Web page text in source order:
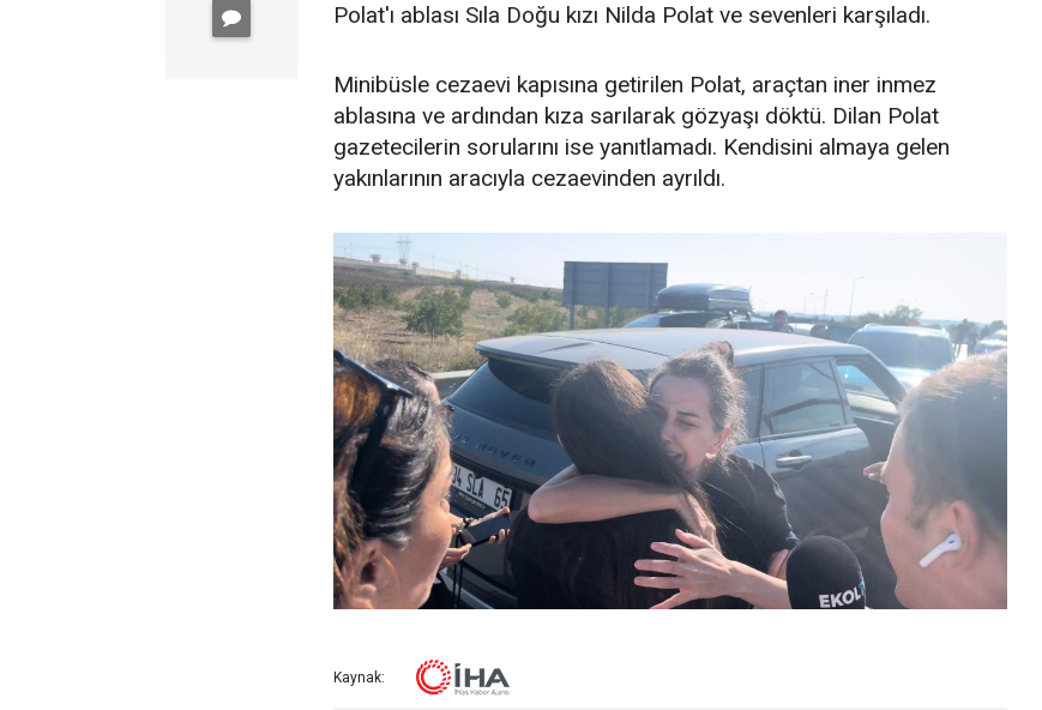
Polat'ı ablası Sıla Doğu kızı Nilda Polat ve sevenleri karşıladı.
Minibüsle cezaevi kapısına getirilen Polat, araçtan iner inmez
ablasına ve ardından kıza sarılarak gözyaşı döktü. Dilan Polat
gazetecilerin sorularını ise yanıtlamadı. Kendisini almaya gelen
yakınlarının aracıyla cezaevinden ayrıldı.
Kaynak: